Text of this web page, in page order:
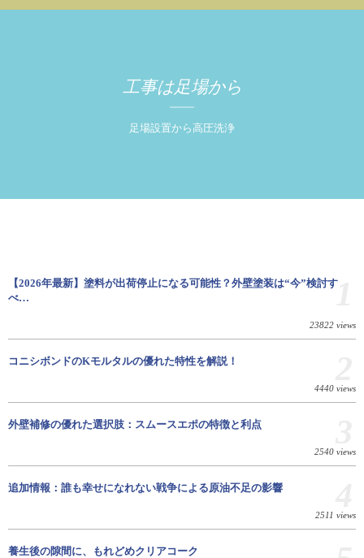
工事は足場から
足場設置から高圧洗浄
【2026年最新】塗料が出荷停止になる可能性？外壁塗装は“今”検討す
べ…
23822 views
1
コニシボンドのKモルタルの優れた特性を解説！
4440 views
外壁補修の優れた選択肢：スムースエポの特徴と利点
2540 views
追加情報：誰も幸せになれない戦争による原油不足の影響
2511 views
養生後の隙間に、もれどめクリアコーク